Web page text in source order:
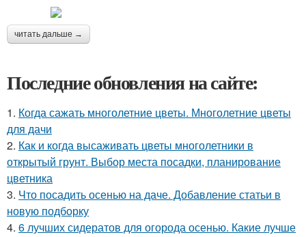
читать дальше →
Последние обновления на сайте:
1. Когда сажать многолетние цветы. Многолетние цветы
для дачи
2. Как и когда высаживать цветы многолетники в
открытый грунт. Выбор места посадки, планирование
цветника
3. Что посадить осенью на даче. Добавление статьи в
новую подборку
4. 6 лучших сидератов для огорода осенью. Какие лучше